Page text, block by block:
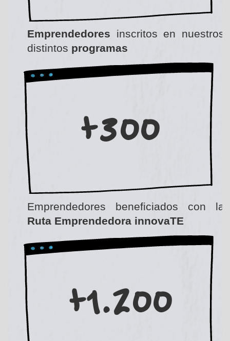
Emprendedores inscritos en nuestros
distintos programas
+300
Emprendedores beneficiados con la
Ruta Emprendedora innovaTE
+1.200